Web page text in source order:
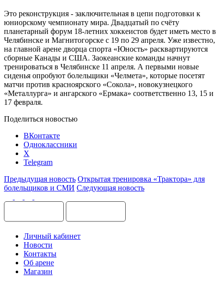
Это реконструкция - заключительная в цепи подготовки к
юниорскому чемпионату мира. Двадцатый по счёту
планетарный форум 18-летних хоккеистов будет иметь место в
Челябинске и Магнитогорске с 19 по 29 апреля. Уже известно,
на главной арене дворца спорта «Юность» расквартируются
сборные Канады и США. Заокеанские команды начнут
тренироваться в Челябинске 11 апреля. А первыми новые
сиденья опробуют болельщики «Челмета», которые посетят
матчи против красноярского «Сокола», новокузнецкого
«Металлурга» и ангарского «Ермака» соответственно 13, 15 и
17 февраля.
Поделиться новостью
ВКонтакте
Одноклассники
X
Telegram
Предыдущая новость Открытая тренировка «Трактора» для
болельщиков и СМИ Следующая новость
Личный кабинет
Новости
Контакты
Об арене
Магазин